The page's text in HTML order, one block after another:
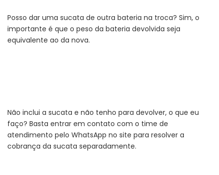
Posso dar uma sucata de outra bateria na troca? Sim, o
importante é que o peso da bateria devolvida seja
equivalente ao da nova.
Não inclui a sucata e não tenho para devolver, o que eu
faço? Basta entrar em contato com o time de
atendimento pelo WhatsApp no site para resolver a
cobrança da sucata separadamente.